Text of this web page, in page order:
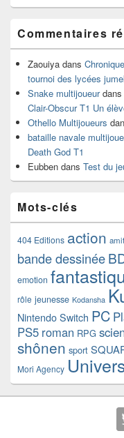
Commentaires
Zaouiya dans
tournoi des lycées
Snake multijoueurdans
Clair-Obscur T1 Un
Othello Multijoueurs
bataille navale
Death God T1
Eubben dans Test du
Mots-clés
404 Editions action
bande dessinée
emotion
rôle jeunesse Kodansha
Nintendo Switch PC
PS5 roman RPG
shônen sport
Mori Agency